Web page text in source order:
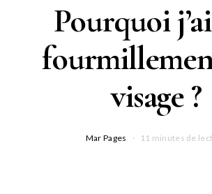
Pourquoi
visage ?
Mar Pages 11 minutes de